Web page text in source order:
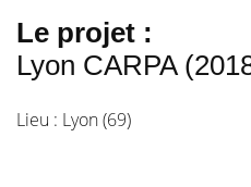
Le projet :
Lyon CARPA
Lieu : Lyon (69)